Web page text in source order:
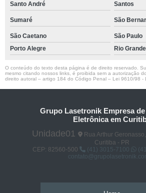
Santo André Santos
Sumaré São
São Caetano
São Paulo
Porto Alegre
Rio
O conteúdo do texto desta página é de direito reservado.
mesmo citando nossos links, é proibida sem a autorização
direito autoral – artigo 184 do Código Penal – Lei 9610/98 -
Grupo Lasetronik Empresa
Eletrônica em
Unidade01
Rua Arthur
Curitiba - PR
CEP: 82560-500
(41) 3015-7100